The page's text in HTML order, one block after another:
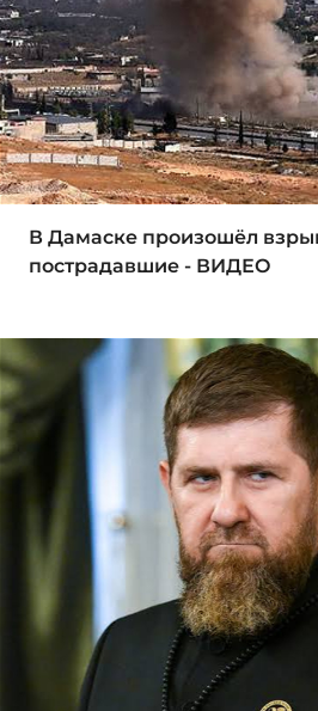
В Дамаске произошёл
пострадавшие - ВИДЕО